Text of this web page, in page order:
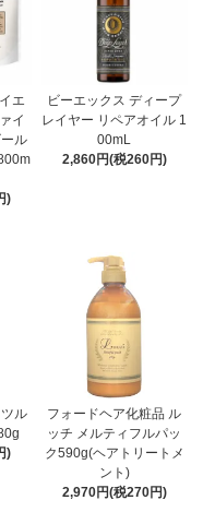
エ
イ
ル
)
ビーエックス ディープ
レイヤー リペアオイル 1
00mL
2,860円(税260円)
ル
)
フォードヘア化粧品 ル
ッチ メルティフルパッ
ク590g(ヘアトリートメ
ント)
2,970円(税270円)